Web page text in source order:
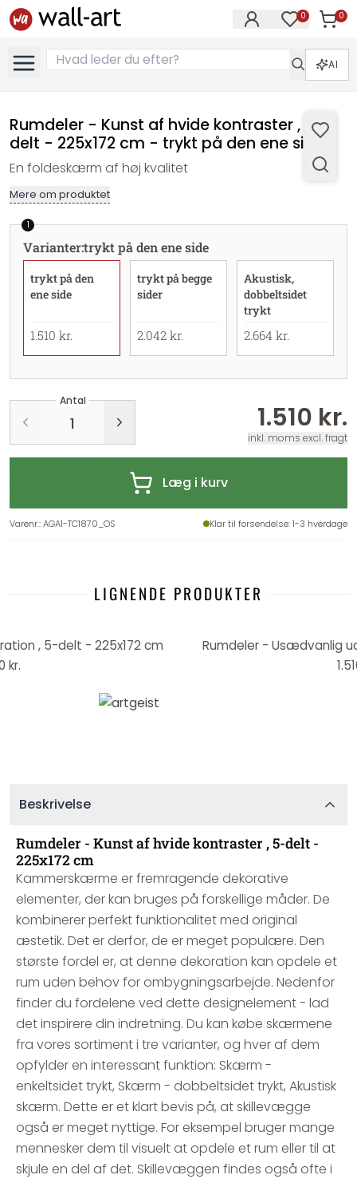
0 0
Varer
AI
Rumdeler - Kunst af hvide kontraster , 5-
delt - 225x172 cm - trykt på den ene side
En foldeskærm af høj kvalitet
Mere om produktet
1
Varianter:trykt på den ene side
trykt på den
ene side
1.510 kr.
trykt på begge
sider
2.042 kr.
Akustisk,
dobbeltsidet
trykt
2.664 kr.
Antal
1.510 kr.
inkl. moms excl. fragt
Læg i kurv
Varenr.:AGA1-TC1870_OS Klar til forsendelse: 1-3 hverdage
LIGNENDE PRODUKTER
, 5-delt - 225x172 cm
kr.
Rumdeler - Usædvanlig
Beskrivelse
Rumdeler - Kunst af hvide kontraster , 5-delt -
225x172 cm
Kammerskærme er fremragende dekorative
elementer, der kan bruges på forskellige måder. De
kombinerer perfekt funktionalitet med original
æstetik. Det er derfor, de er meget populære. Den
største fordel er, at denne dekoration kan opdele et
rum uden behov for ombygningsarbejde. Nedenfor
finder du fordelene ved dette designelement - lad
det inspirere din indretning. Du kan købe skærmene
fra vores sortiment i tre varianter, og hver af dem
opfylder en interessant funktion: Skærm -
enkeltsidet trykt, Skærm - dobbeltsidet trykt, Akustisk
skærm. Dette er et klart bevis på, at skillevægge
også er meget nyttige. For eksempel bruger mange
mennesker dem til visuelt at opdele et rum eller til at
skjule en del af det. Skillevæggen findes også ofte i